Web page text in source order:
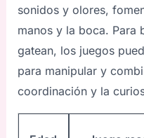
sonidos y olores,
manos y la boca. Para
gatean, los juegos
para manipular y
coordinación y la